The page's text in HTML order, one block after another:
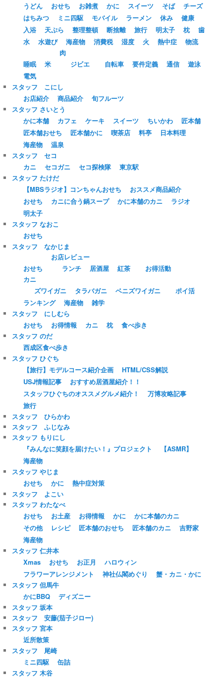
うどん
おせち お雑煮 かに スイーツ そば
チーズ
はちみつ
ミニ四駆 モバイル ラーメン 休み
健康
入浴
天ぷら 整理整頓 断捨離 旅行 明太子 枕
歯
水
水遊び 海産物 消費税 湿度 火 熱中症 物流
睡眠 米
肉
ジビエ
自転車 要件定義 通信
遊泳
電気
スタッフ こにし
お店紹介
商品紹介
旬フルーツ
スタッフ さいとう
かに本舗
カフェ ケーキ スイーツ ちいかわ
匠本舗
匠本舗おせち
匠本舗かに 喫茶店 料亭
日本料理
海産物
温泉
スタッフ セコ
カニ
セコガニ セコ探検隊
東京駅
スタッフ たけだ
【MBSラジオ】コンちゃんおせち
おススメ商品紹介
おせち
カニに合う鍋スープ かに本舗のカニ
ラジオ
明太子
スタッフ なおこ
おせち
スタッフ なかじま
おせち
お店レビュー
ランチ
居酒屋 紅茶
お得活動
カニ
ズワイガニ
タラバガニ ベニズワイガニ
ポイ活
ランキング
海産物
雑学
スタッフ にしむら
おせち
お得情報 カニ 枕
食べ歩き
スタッフ のだ
西成区食べ歩き
スタッフ ひぐち
【旅行】モデルコース紹介企画
HTML/CSS解説
USJ情報記事
おすすめ居酒屋紹介！！
スタッフひぐちのオススメグルメ紹介！
万博攻略記事
旅行
スタッフ ひらかわ
スタッフ ふじなみ
スタッフ もりにし
『みんなに笑顔を届けたい！』プロジェクト
【ASMR】
海産物
スタッフ やじま
おせち
かに
熱中症対策
スタッフ よこい
スタッフ わたなべ
おせち
お土産 お得情報 かに
かに本舗のカニ
その他
レシピ 匠本舗のおせち 匠本舗のカニ
吉野家
海産物
スタッフ 仁井本
Xmas
おせち お正月
ハロウィン
フラワーアレンジメント
神社仏閣めぐり
蟹・カニ・かに
スタッフ 但馬牛
かにBBQ
ディズニー
スタッフ 坂本
スタッフ 安藤(茄子ジロー)
スタッフ 宮本
近所散策
スタッフ 尾崎
ミニ四駆
缶詰
スタッフ 木谷